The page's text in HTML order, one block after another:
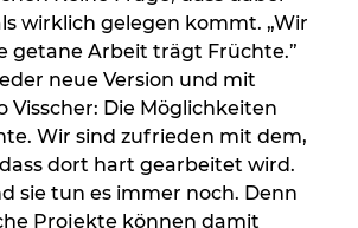
wirklich gelegen kommt. „Wir
getane Arbeit trägt Früchte.”
neue Version und mit
Visscher: Die Möglichkeiten
Wir sind zufrieden mit dem,
dort hart gearbeitet wird.
sie tun es immer noch. Denn
Projekte können damit